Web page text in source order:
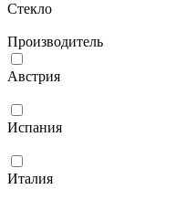
Стекло
Производитель
Австрия
Испания
Италия